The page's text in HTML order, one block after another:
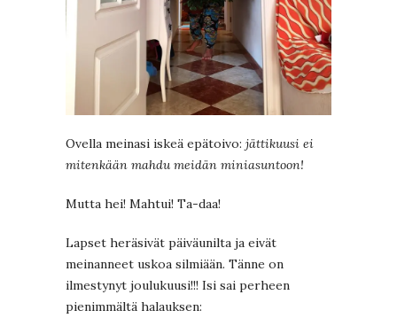
Ovella meinasi iskeä epätoivo: jättikuusi ei
mitenkään mahdu meidän miniasuntoon!
Mutta hei! Mahtui! Ta-daa!
Lapset heräsivät päiväunilta ja eivät
meinanneet uskoa silmiään. Tänne on
ilmestynyt joulukuusi!!! Isi sai perheen
pienimmältä halauksen: